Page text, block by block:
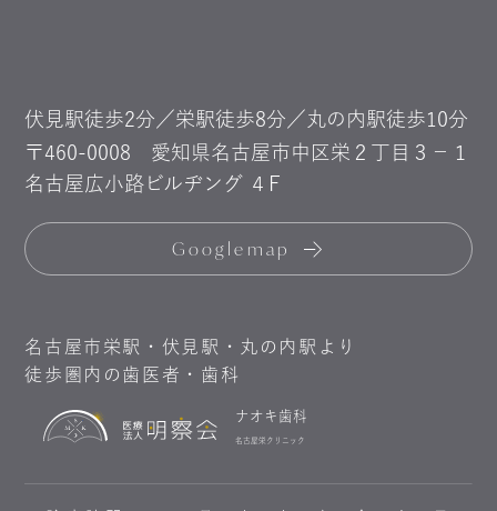
伏見駅徒歩2分／栄駅徒歩8分／丸の内駅徒歩10分
〒460-0008 愛知県名古屋市中区栄２丁目３−１
名古屋広小路ビルヂング ４F
Googlemap
名古屋市栄駅・伏見駅・丸の内駅より
徒歩圏内の歯医者・歯科
ナオキ歯科
名古屋栄クリニック